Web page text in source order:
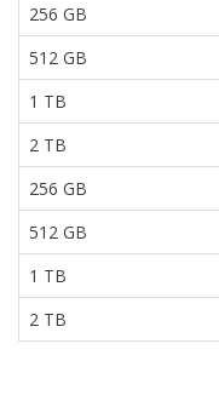
256 GB
512 GB
1 TB
2 TB
256 GB
512 GB
1 TB
2 TB